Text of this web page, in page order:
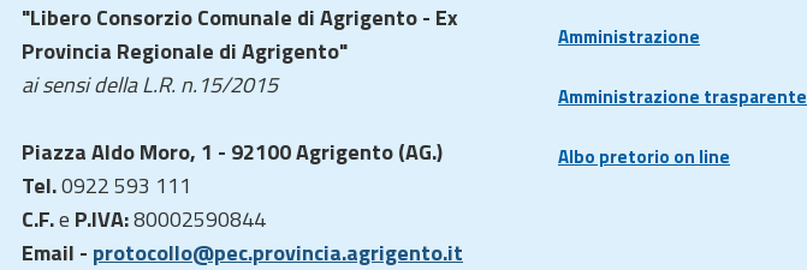
"Libero Consorzio Comunale di Agrigento - Ex
Provincia Regionale di Agrigento"
ai sensi della L.R. n.15/2015
Piazza Aldo Moro, 1 - 92100 Agrigento (AG.)
Tel.0922 593 111
C.F.e P.IVA:80002590844
Email - protocollo@pec.provincia.agrigento.it
Amministrazione
Amministrazione trasparente
Albo pretorio on line